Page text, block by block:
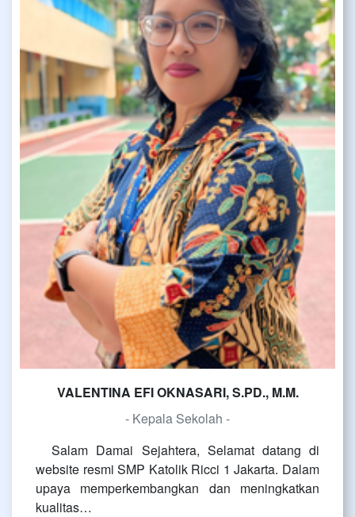
VALENTINA EFI OKNASARI, S.PD., M.M.
- Kepala Sekolah -
Salam Damai Sejahtera, Selamat datang di
website resmi SMP Katolik Ricci 1 Jakarta. Dalam
upaya memperkembangkan dan meningkatkan
kualitas…